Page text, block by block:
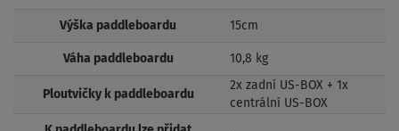
Výška paddleboardu 15cm
Váha paddleboardu 10,8 kg
Ploutvičky k paddleboardu
2x zadní US-BOX + 1x
centrální US-BOX